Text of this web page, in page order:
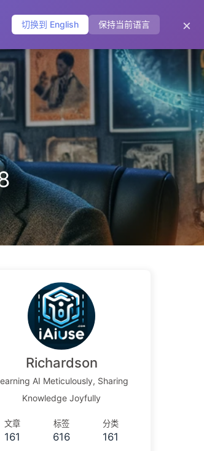
切换到 English 保持当前语言 ×
标签 分类 友链 关于
Richardson
AI Meticulously, Sharing
Knowledge Joyfully
文章
161
标签
616
分类
161